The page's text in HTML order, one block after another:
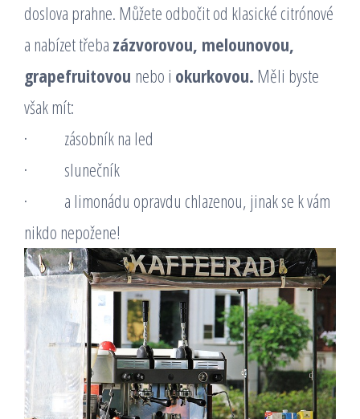
doslova prahne. Můžete odbočit od klasické citrónové
a nabízet třeba zázvorovou, melounovou,
grapefruitovou nebo i okurkovou. Měli byste
však mít:
· zásobník na led
· slunečník
· a limonádu opravdu chlazenou, jinak se k vám
nikdo nepožene!